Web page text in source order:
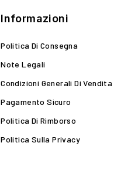
Informazioni
Politica Di Consegna
Note Legali
Condizioni Generali Di Vendita
Pagamento Sicuro
Politica Di Rimborso
Politica Sulla Privacy